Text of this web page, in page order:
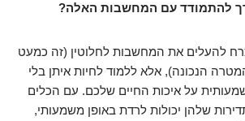
להתמודד עם המחשבות האלה?
להעלים את המחשבות לחלוטין (זה כמעט
הנכונה), אלא ללמוד לחיות איתן בלי
על איכות החיים שלכם. עם הכלים
שלהן יכולות לרדת באופן משמעותי,